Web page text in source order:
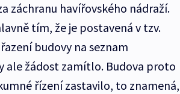
záchranu havířovského nádraží.
tím, že je postavená v tzv.
budovy na seznam
žádost zamítlo. Budova proto
řízení zastavilo, to znamená,